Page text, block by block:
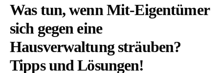
Was tun, wenn Mit-Eigentümer
sich gegen eine
Hausverwaltung sträuben?
Tipps und Lösungen!